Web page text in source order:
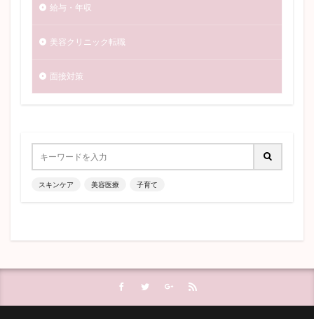
給与・年収
美容クリニック転職
面接対策
スキンケア 美容医療 子育て